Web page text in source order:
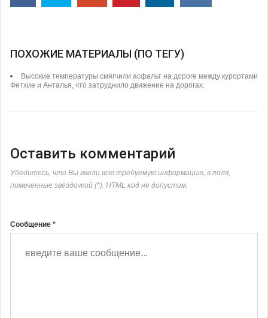
ПОХОЖИЕ МАТЕРИАЛЫ (ПО ТЕГУ)
Высокие температуры смягчили асфальт на дороге между курортами
Фетхие и Анталья, что затруднило движение на дорогах.
Оставить комментарий
Убедитесь, что Вы ввели всю требуемую информацию, в поля,
помеченные звёздочкой (*). HTML код не допустим.
Сообщение *